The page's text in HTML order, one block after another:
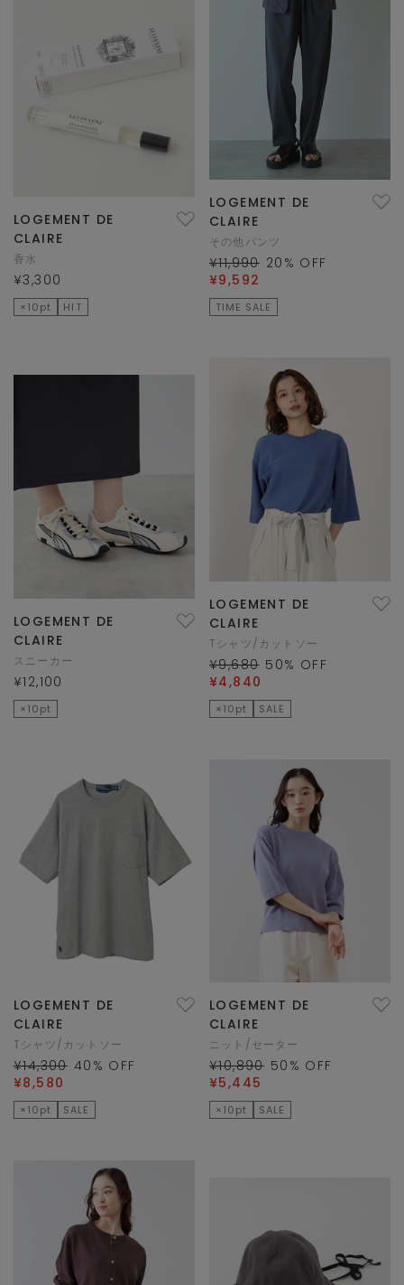
LOGEMENT DE
CLAIRE
香水
¥3,300
×10pt HIT
LOGEMENT DE
CLAIRE
その他パンツ
¥11,990 20 % OFF
¥9,592
TIME SALE
LOGEMENT DE
CLAIRE
スニーカー
¥12,100
×10pt
LOGEMENT DE
CLAIRE
Tシャツ/カットソー
¥9,680 50% OFF
¥4,840
×10pt SALE
LOGEMENT DE
CLAIRE
Tシャツ/カットソー
¥14,300 40 % OFF
¥8,580
×10pt SALE
LOGEMENT DE
CLAIRE
ニット/セーター
¥10,890 50 % OFF
¥5,445
×10pt SALE